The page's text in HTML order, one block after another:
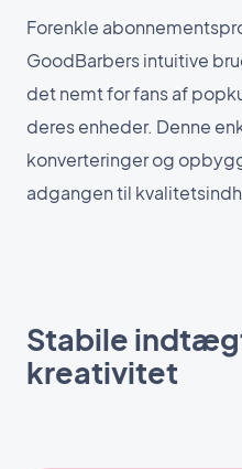
Forenkle
GoodBarbers intuitive
det nemt for fans af
deres enheder. Denne
konverteringer og
adgangen til
Stabile
kreativitet